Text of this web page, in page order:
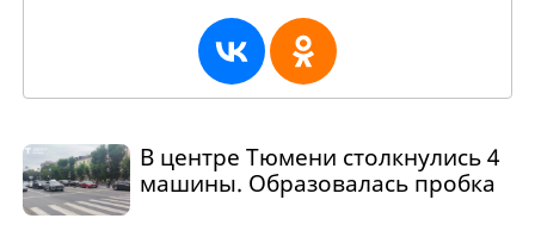
В центре Тюмени столкнулись 4
машины. Образовалась пробка